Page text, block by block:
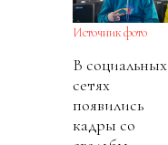
Источник фото
В социальных
сетях
появились
кадры со